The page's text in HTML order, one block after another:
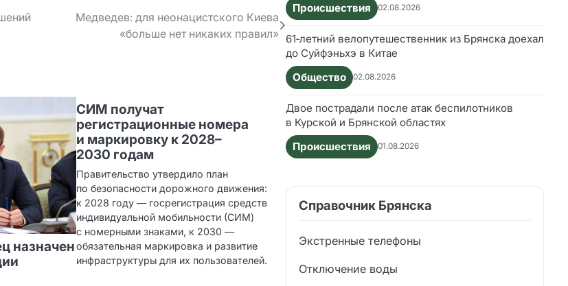
Медведев: для неонацистского Киева
«больше нет никаких правил»
назначен
СИМ получат
регистрационные номера
и маркировку к 2028–
2030 годам
Правительство утвердило план
по безопасности дорожного движения:
к 2028 году — госрегистрация средств
индивидуальной мобильности (СИМ)
с номерными знаками, к 2030 —
обязательная маркировка и развитие
инфраструктуры для их пользователей.
Происшествия
02.08.2026
61‑летний велопутешественник из Брянска доехал
до Суйфэньхэ в Китае
Общество
02.08.2026
Двое пострадали после атак беспилотников
в Курской и Брянской областях
Происшествия
01.08.2026
Справочник Брянска
Экстренные телефоны
Отключение воды